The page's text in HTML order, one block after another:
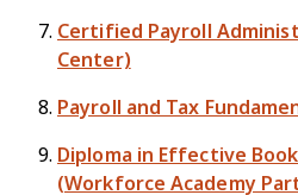
Certified Payroll
Center)
Payroll and Tax
Diploma in Effective
(Workforce Academy